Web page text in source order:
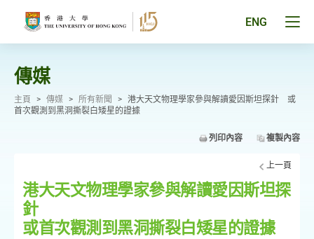
ENG
傳媒
主頁 > 傳媒 > 所有新聞 > 港大天文物理學家參與解讀愛因斯坦探針 或
首次觀測到黑洞撕裂白矮星的證據
列印內容 複製內容
上一頁
港大天文物理學家參與解讀愛因斯坦探
針
或首次觀測到黑洞撕裂白矮星的證據